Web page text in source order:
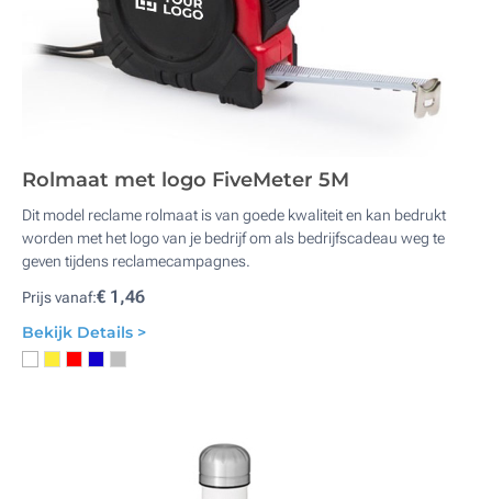
Rolmaat met logo FiveMeter 5M
Dit model reclame rolmaat is van goede kwaliteit en kan bedrukt
worden met het logo van je bedrijf om als bedrijfscadeau weg te
geven tijdens reclamecampagnes.
Prijs vanaf:€ 1,46
Bekijk Details >